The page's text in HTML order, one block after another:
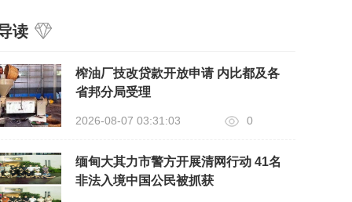
读
榨油厂技改贷款开放申请 内比都及各
省邦分局受理
2026-08-07 03:31:03 0
缅甸大其力市警方开展清网行动 41名
非法入境中国公民被抓获